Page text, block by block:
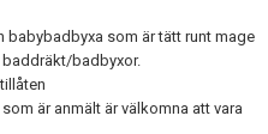
babybadbyxa som är tätt runt mage
baddräkt/badbyxor.
är anmält är välkomna att vara